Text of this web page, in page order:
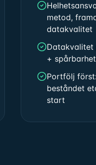
metod,
datakvalitet
Datakvalitet
+ spårbarhet
Portfölj
beståndet
start